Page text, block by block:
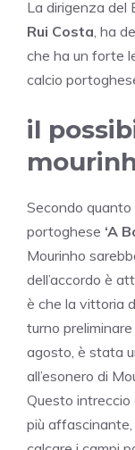
La dirigenza del
Rui Costa , ha
che ha un forte
calcio
il
Secondo
portoghese ‘A
Mourinho
dell’accordo è
è che la vittoria
turno
agosto, è stata
all’esonero di
Questo
più